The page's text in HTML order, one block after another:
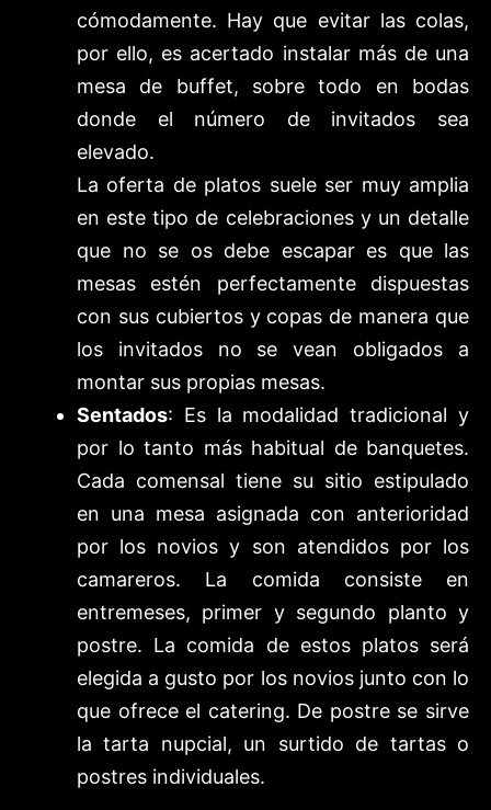
cómodamente. Hay que evitar las colas,
por ello, es acertado instalar más de una
mesa de buffet, sobre todo en bodas
donde el número de invitados sea
elevado.
La oferta de platos suele ser muy amplia
en este tipo de celebraciones y un detalle
que no se os debe escapar es que las
mesas estén perfectamente dispuestas
con sus cubiertos y copas de manera que
los invitados no se vean obligados a
montar sus propias mesas.
Sentados: Es la modalidad tradicional y
por lo tanto más habitual de banquetes.
Cada comensal tiene su sitio estipulado
en una mesa asignada con anterioridad
por los novios y son atendidos por los
camareros. La comida consiste en
entremeses, primer y segundo planto y
postre. La comida de estos platos será
elegida a gusto por los novios junto con lo
que ofrece el catering. De postre se sirve
la tarta nupcial, un surtido de tartas o
postres individuales.